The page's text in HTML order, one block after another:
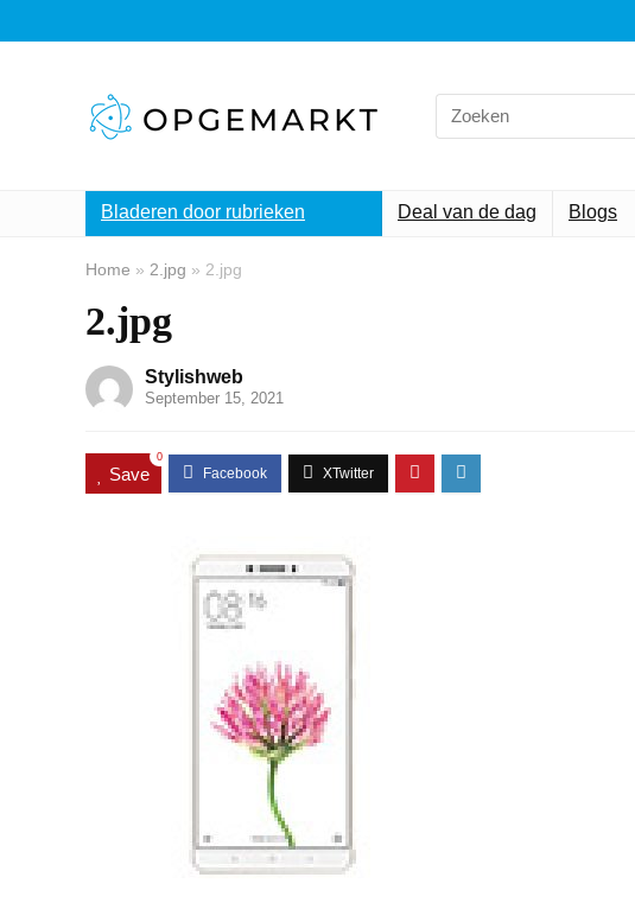
Search
for:
Bladeren door rubrieken Deal van de dag Blogs
Home » 2.jpg » 2.jpg
2.jpg
Stylishweb
September 15, 2021
Save
0